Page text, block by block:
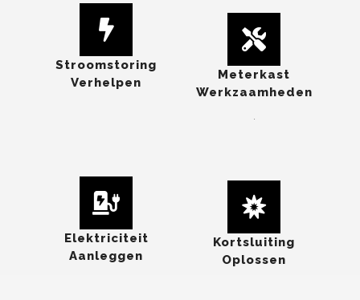
Stroomstoring
Verhelpen
Meterkast
Werkzaamheden
Elektriciteit
Aanleggen
Kortsluiting
Oplossen